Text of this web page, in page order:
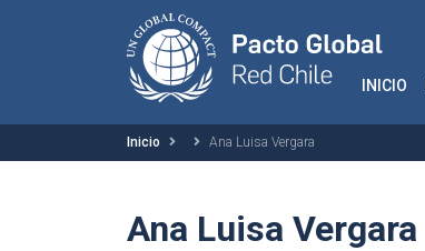
INICIO
Inicio Ana Luisa Vergara
Ana Luisa Vergara